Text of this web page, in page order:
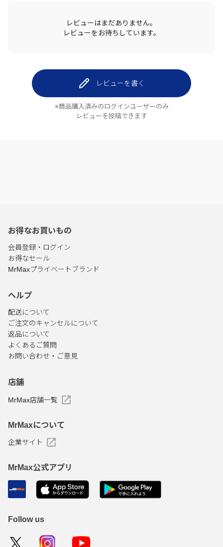
レビューはまだありません。
レビューをお待ちしています。
レビューを書く
※商品購入済みのログインユーザーのみ
レビューを投稿できます
お得なお買いもの
会員登録・ログイン
お得なセール
MrMaxプライベートブランド
ヘルプ
配送について
ご注文のキャンセルについて
返品について
よくあるご質問
お問い合わせ・ご意見
店舗
MrMax店舗一覧
MrMaxについて
企業サイト
MrMax公式アプリ
Follow us